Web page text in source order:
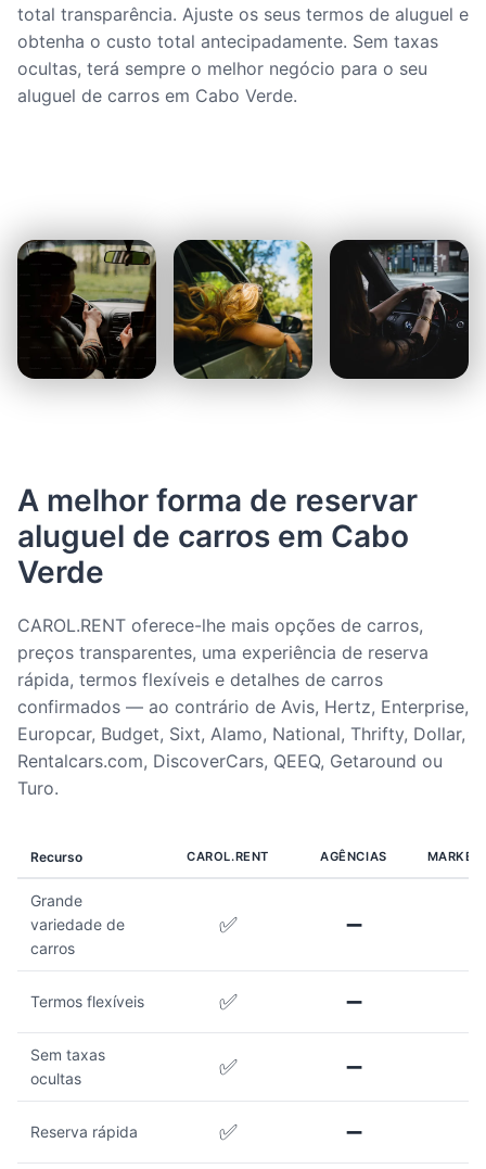
total transparência. Ajuste os seus termos de aluguel e
obtenha o custo total antecipadamente. Sem taxas
ocultas, terá sempre o melhor negócio para o seu
aluguel de carros em Cabo Verde.
A melhor forma de reservar
aluguel de carros em Cabo
Verde
CAROL.RENT oferece-lhe mais opções de carros,
preços transparentes, uma experiência de reserva
rápida, termos flexíveis e detalhes de carros
confirmados — ao contrário de Avis, Hertz, Enterprise,
Europcar, Budget, Sixt, Alamo, National, Thrifty, Dollar,
Rentalcars.com, DiscoverCars, QEEQ, Getaround ou
Turo.
Recurso CAROL.RENT AGÊNCIAS
Grande
variedade de
carros
✅ ➖
Termos flexíveis ✅ ➖
Sem taxas
ocultas
✅ ➖
Reserva rápida ✅ ➖